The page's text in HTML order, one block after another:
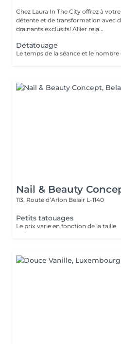
Chez Laura In The City offrez à
détente et de transformation avec
drainants exclusifs! Allier rela...
Détatouage
Nail & Beauty
113, Route d’Arlon Belair L-1140
Petits tatouages
Le prix varie en fonction de la taille